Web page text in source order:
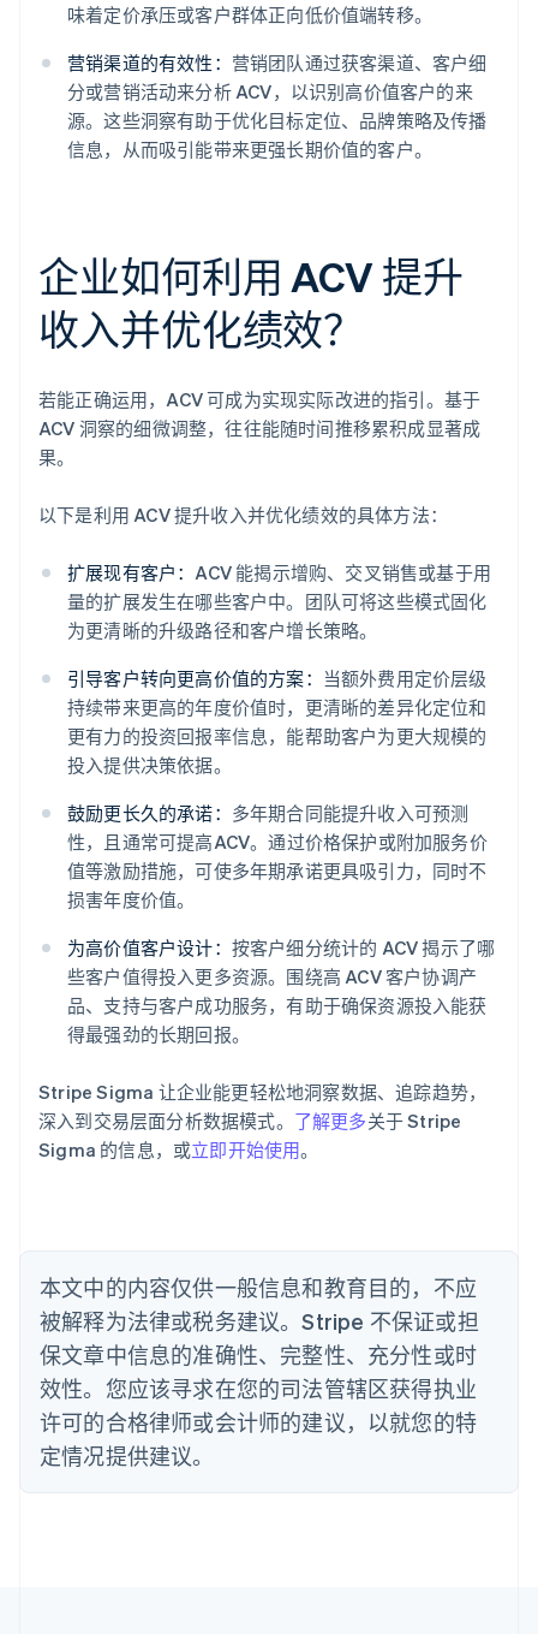
味着定价承压或客户群体正向低价值端转移。
营销渠道的有效性： 营销团队通过获客渠道、客户细
分或营销活动来分析 ACV，以识别高价值客户的来
源。这些洞察有助于优化目标定位、品牌策略及传播
信息，从而吸引能带来更强长期价值的客户。
企业如何利用 ACV 提升
收入并优化绩效？
若能正确运用，ACV 可成为实现实际改进的指引。基于
ACV 洞察的细微调整，往往能随时间推移累积成显著成
果。
以下是利用 ACV 提升收入并优化绩效的具体方法：
扩展现有客户：ACV 能揭示增购、交叉销售或基于用
量的扩展发生在哪些客户中。团队可将这些模式固化
为更清晰的升级路径和客户增长策略。
引导客户转向更高价值的方案： 当额外费用定价层级
持续带来更高的年度价值时，更清晰的差异化定位和
更有力的投资回报率信息，能帮助客户为更大规模的
投入提供决策依据。
鼓励更长久的承诺： 多年期合同能提升收入可预测
性，且通常可提高ACV。通过价格保护或附加服务价
值等激励措施，可使多年期承诺更具吸引力，同时不
损害年度价值。
为高价值客户设计： 按客户细分统计的 ACV 揭示了哪
些客户值得投入更多资源。围绕高 ACV 客户协调产
品、支持与客户成功服务，有助于确保资源投入能获
得最强劲的长期回报。
Stripe Sigma 让企业能更轻松地洞察数据、追踪趋势，
深入到交易层面分析数据模式。 了解更多关于 Stripe
Sigma 的信息，或立即开始使用。
本文中的内容仅供一般信息和教育目的，不应
被解释为法律或税务建议。Stripe 不保证或担
保文章中信息的准确性、完整性、充分性或时
效性。您应该寻求在您的司法管辖区获得执业
许可的合格律师或会计师的建议，以就您的特
定情况提供建议。
阿联酋
爱尔兰
English
爱沙尼亚
English
澳大利亚
English
巴西
比利时
波兰
English
丹麦
English
德国
DeutschEnglish
法国
FrançaisEnglish
芬兰